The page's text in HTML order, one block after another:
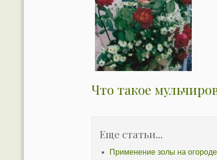
Что такое
Еще статьи...
Применение золы на огороде